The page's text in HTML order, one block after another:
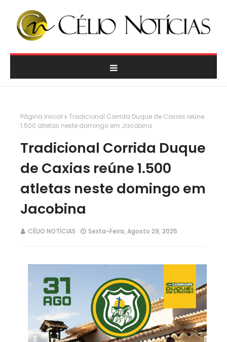
Página inicial
Tradicional Corrida Duque de Caxias reúne
1.500 atletas neste domingo em Jacobina
Tradicional Corrida Duque
de Caxias reúne 1.500
atletas neste domingo em
Jacobina
CÉLIO NOTÍCIAS Sexta-Feira, Agosto 29, 2025